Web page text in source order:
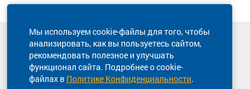
Мы используем cookie-файлы для того, чтобы
анализировать, как вы пользуетесь сайтом,
рекомендовать полезное и улучшать
функционал сайта. Подробнее о cookie-
файлах в Политике Конфиденциальности.
Техническая поддержка сайта
8 800 600-03-38